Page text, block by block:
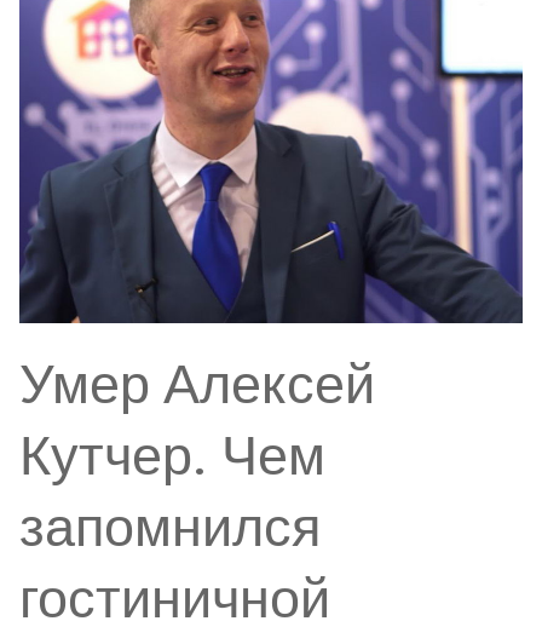
Умер Алексей
Кутчер. Чем
запомнился
гостиничной